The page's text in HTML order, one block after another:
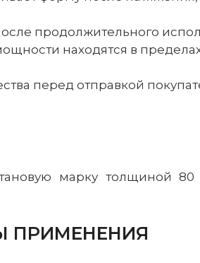
продолжительного
находятся в
перед отправкой
марку толщиной
ПРИМЕНЕНИЯ